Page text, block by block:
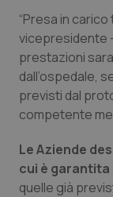
Veneto
Psoriasi &
“Presa in
vicepresidente
prestazioni
dall’ospedale,
previsti dal
competente
Le Aziende
cui è garantita
quelle già